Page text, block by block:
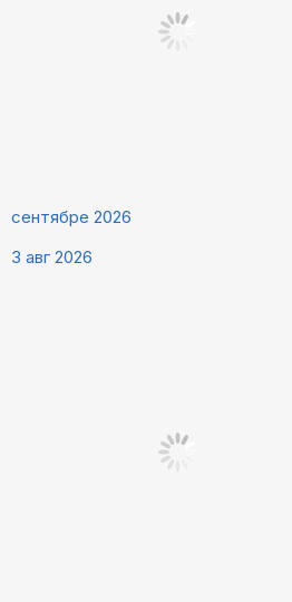
сентябре 2026
3 авг 2026